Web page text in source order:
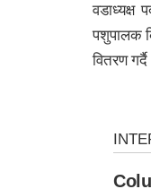
वडाध्यक्ष
पशुपालक
वितरण